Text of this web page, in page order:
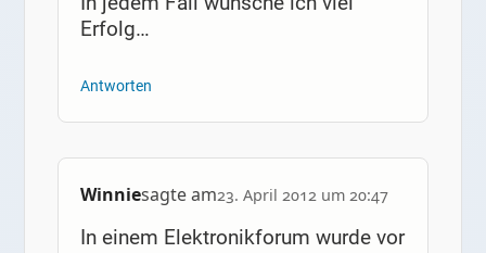
Erfolg…
Antworten
Winniesagte am23. April 2012 um 20:47
In einem Elektronikforum wurde vor